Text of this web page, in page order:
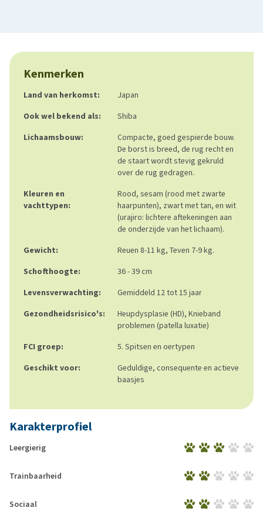
Kenmerken
Land van herkomst:
Japan
Ook wel bekend als:
Shiba
Lichaamsbouw:
Compacte, goed gespierde bouw.
De borst is breed, de rug recht en
de staart wordt stevig gekruld
over de rug gedragen.
Kleuren en
vachttypen:
Rood, sesam (rood met zwarte
haarpunten), zwart met tan, en wit
(urajiro: lichtere aftekeningen aan
de onderzijde van het lichaam).
Gewicht:
Reuen 8-11 kg, Teven 7-9 kg.
Schofthoogte:
36 - 39 cm
Levensverwachting:
Gemiddeld 12 tot 15 jaar
Gezondheidsrisico's:
Heupdysplasie (HD), Knieband
problemen (patella luxatie)
FCI groep:
5. Spitsen en oertypen
Geschikt voor:
Geduldige, consequente en actieve
baasjes
Karakterprofiel
Leergierig
Trainbaarheid
Sociaal